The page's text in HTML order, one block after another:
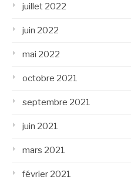
juillet 2022
juin 2022
mai 2022
octobre 2021
septembre 2021
juin 2021
mars 2021
février 2021